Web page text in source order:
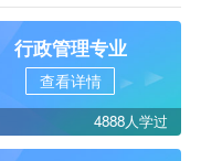
行政管理专业
查看详情
4888人学过